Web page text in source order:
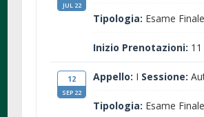
JUL 22
Tipologia: Esame Finale
Inizio Prenotazioni:
12
SEP 22
Appello: I Sessione:
Tipologia: Esame Finale